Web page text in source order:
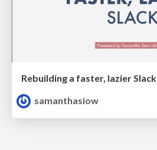
Rebuilding a faster, lazier Slack
samanthasiow